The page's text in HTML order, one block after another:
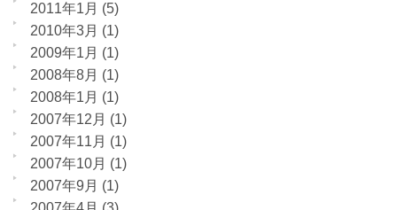
2011年1月 (5)
2010年3月 (1)
2009年1月 (1)
2008年8月 (1)
2008年1月 (1)
2007年12月 (1)
2007年11月 (1)
2007年10月 (1)
2007年9月 (1)